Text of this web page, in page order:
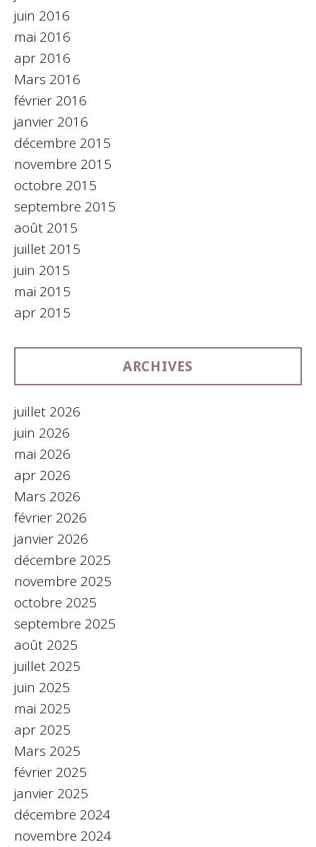
juin 2016
mai 2016
apr 2016
Mars 2016
février 2016
janvier 2016
décembre 2015
novembre 2015
octobre 2015
septembre 2015
août 2015
juillet 2015
juin 2015
mai 2015
apr 2015
ARCHIVES
juillet 2026
juin 2026
mai 2026
apr 2026
Mars 2026
février 2026
janvier 2026
décembre 2025
novembre 2025
octobre 2025
septembre 2025
août 2025
juillet 2025
juin 2025
mai 2025
apr 2025
Mars 2025
février 2025
janvier 2025
décembre 2024
novembre 2024